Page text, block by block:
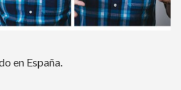
en España.